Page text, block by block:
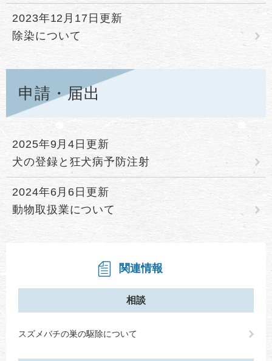
2023年12月17日更新
除染について
申請・届出
2025年9月4日更新
犬の登録と狂犬病予防注射
2024年6月6日更新
動物取扱業について
関連情報
相談
スズメバチの巣の駆除について